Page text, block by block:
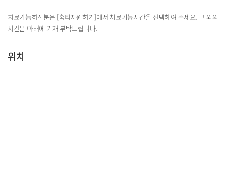
치료가능하신분은 [홈티지원하기]에서 치료가능시간을 선택하여 주세요. 그 외의
시간은 아래에 기재 부탁드립니다.
위치